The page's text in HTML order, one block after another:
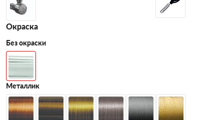
Окраска
Без окраски
Металлик